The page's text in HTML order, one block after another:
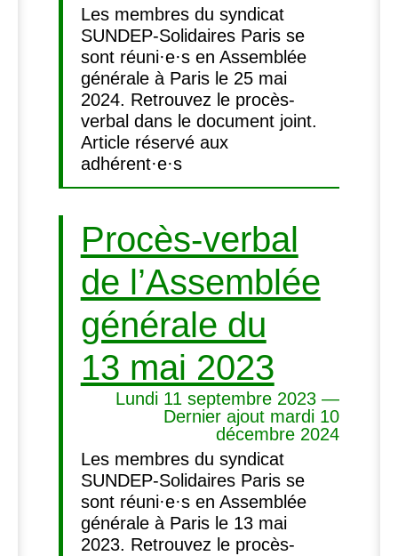
Les membres du syndicat
SUNDEP-Solidaires Paris se
sont réuni·e·s en Assemblée
générale à Paris le 25 mai
2024. Retrouvez le procès-
verbal dans le document joint.
Article réservé aux
adhérent·e·s
Procès-verbal
de l’Assemblée
générale du
13 mai 2023
Lundi 11 septembre 2023 —
Dernier ajout mardi 10
décembre 2024
Les membres du syndicat
SUNDEP-Solidaires Paris se
sont réuni·e·s en Assemblée
générale à Paris le 13 mai
2023. Retrouvez le procès-